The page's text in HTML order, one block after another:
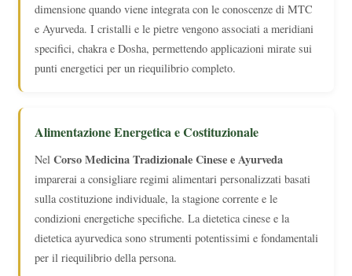
dimensione quando viene integrata con le conoscenze di MTC
e Ayurveda. I cristalli e le pietre vengono associati a meridiani
specifici, chakra e Dosha, permettendo applicazioni mirate sui
punti energetici per un riequilibrio completo.
Alimentazione Energetica e Costituzionale
Nel Corso Medicina Tradizionale Cinese e Ayurveda
imparerai a consigliare regimi alimentari personalizzati basati
sulla costituzione individuale, la stagione corrente e le
condizioni energetiche specifiche. La dietetica cinese e la
dietetica ayurvedica sono strumenti potentissimi e fondamentali
per il riequilibrio della persona.